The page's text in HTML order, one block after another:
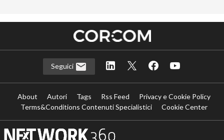
Seguici
About Autori Tags Rss Feed
Privacy e Cookie Policy
Terms&Conditions Contenuti Specialistici
Cookie Center